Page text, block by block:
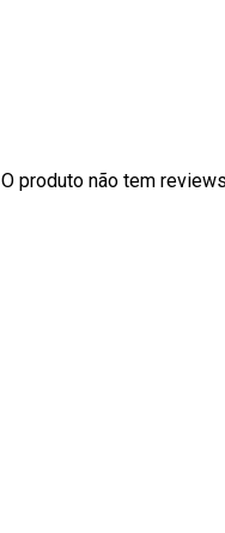
O produto não tem